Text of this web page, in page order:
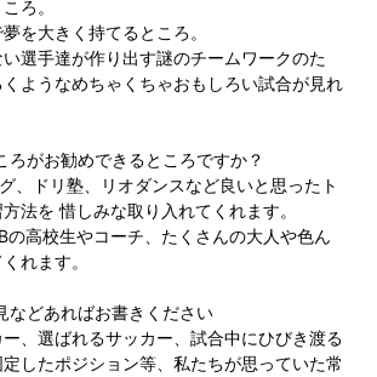
ろ。
を大きく持てるところ。
選手達が作り出す謎のチームワークのた
ようなめちゃくちゃおもしろい試合が見れ
がお勧めできるところですか？
、ドリ塾、リオダンスなど良いと思ったト
法を 惜しみな取り入れてくれます。
の高校生やコーチ、たくさんの大人や色ん
れます。
どあればお書きください
、選ばれるサッカー、試合中にひびき渡る
したポジション等、私たちが思っていた常